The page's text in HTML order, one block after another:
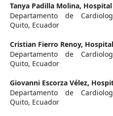
Tanya Padilla Molina,
Departamento de
Quito, Ecuador
Cristian Fierro Renoy,
Departamento de
Quito, Ecuador
Giovanni Escorza Vélez,
Departamento de
Quito, Ecuador